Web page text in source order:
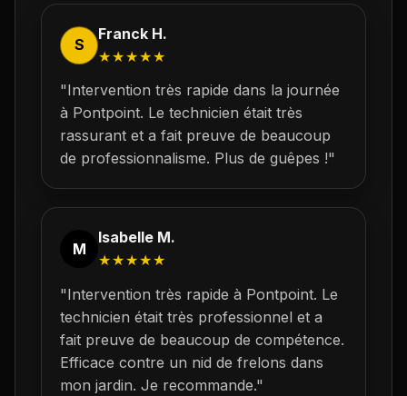
S
Franck H.
★★★★★
"Intervention très rapide dans la journée
à Pontpoint. Le technicien était très
rassurant et a fait preuve de beaucoup
de professionnalisme. Plus de guêpes !"
M
Isabelle M.
★★★★★
"Intervention très rapide à Pontpoint. Le
technicien était très professionnel et a
fait preuve de beaucoup de compétence.
Efficace contre un nid de frelons dans
mon jardin. Je recommande."